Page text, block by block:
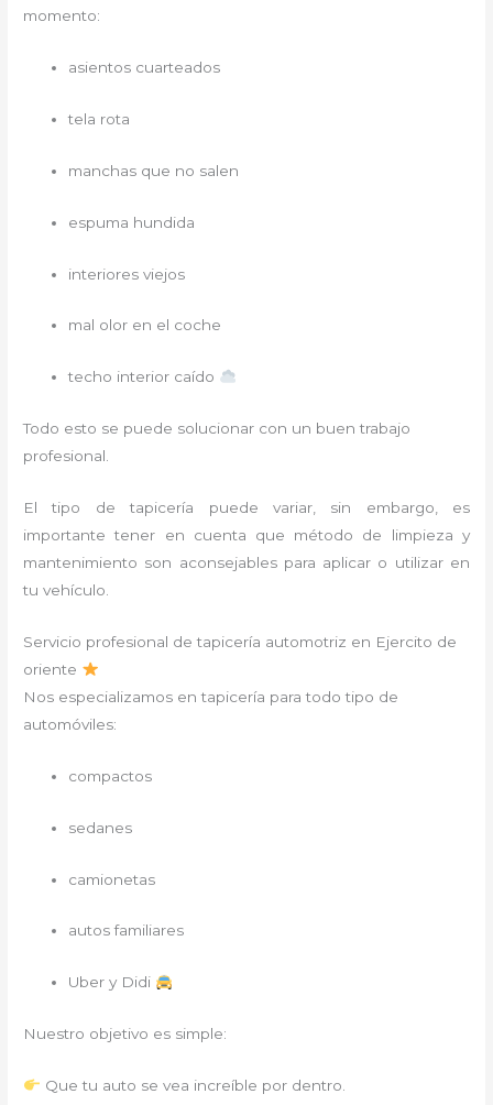
momento:
asientos cuarteados
tela rota
manchas que no salen
espuma hundida
interiores viejos
mal olor en el coche
techo interior caído
Todo esto se puede solucionar con un buen trabajo
profesional.
El tipo de tapicería puede variar, sin embargo, es
importante tener en cuenta que método de limpieza y
mantenimiento son aconsejables para aplicar o utilizar en
tu vehículo.
Servicio profesional de tapicería automotriz en Ejercito de
oriente
Nos especializamos en tapicería para todo tipo de
automóviles:
compactos
sedanes
camionetas
autos familiares
Uber y Didi
Nuestro objetivo es simple:
Que tu auto se vea increíble por dentro.